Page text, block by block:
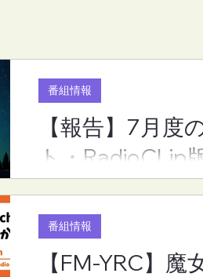
【FM放送一時休止の
せ】
【報告】7月
ト・RadioCLip
番組情報
【FM-YRC】
番組情報